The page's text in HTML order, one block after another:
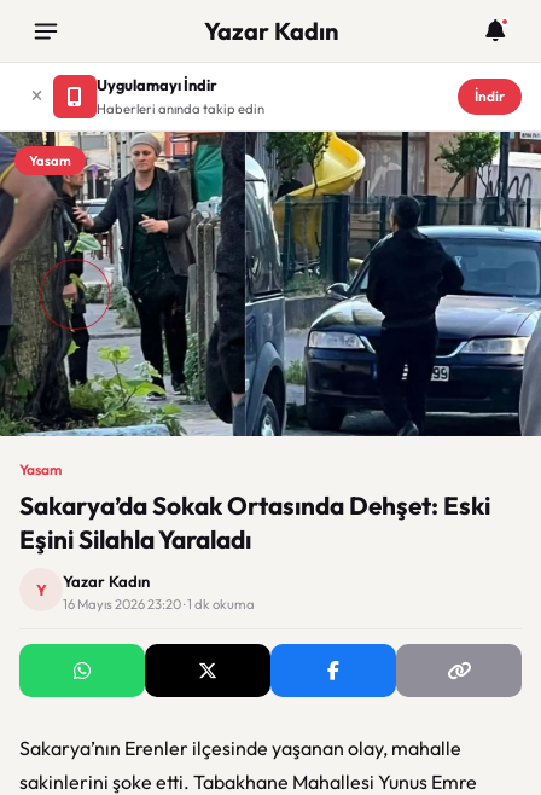
Yazar Kadın
Uygulamayı İndir
Haberleri anında takip edin
İndir
Yasam
Yasam
Sakarya’da Sokak Ortasında Dehşet: Eski
Eşini Silahla Yaraladı
Y Yazar Kadın
16 Mayıs 2026 23:20 · 1 dk okuma
Sakarya’nın Erenler ilçesinde yaşanan olay, mahalle
sakinlerini şoke etti. Tabakhane Mahallesi Yunus Emre